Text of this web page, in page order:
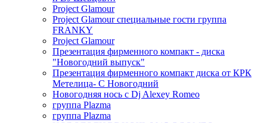
Project Glamour
Project Glamour специальные гости группа
FRANKY
Project Glamour
Презентация фирменного компакт - диска
"Новогодний выпуск"
Презентация фирменного компакт диска от КРК
Метелица- С Новогодний
Новогодняя нось с Dj Alexey Romeo
группа Plazma
группа Plazma